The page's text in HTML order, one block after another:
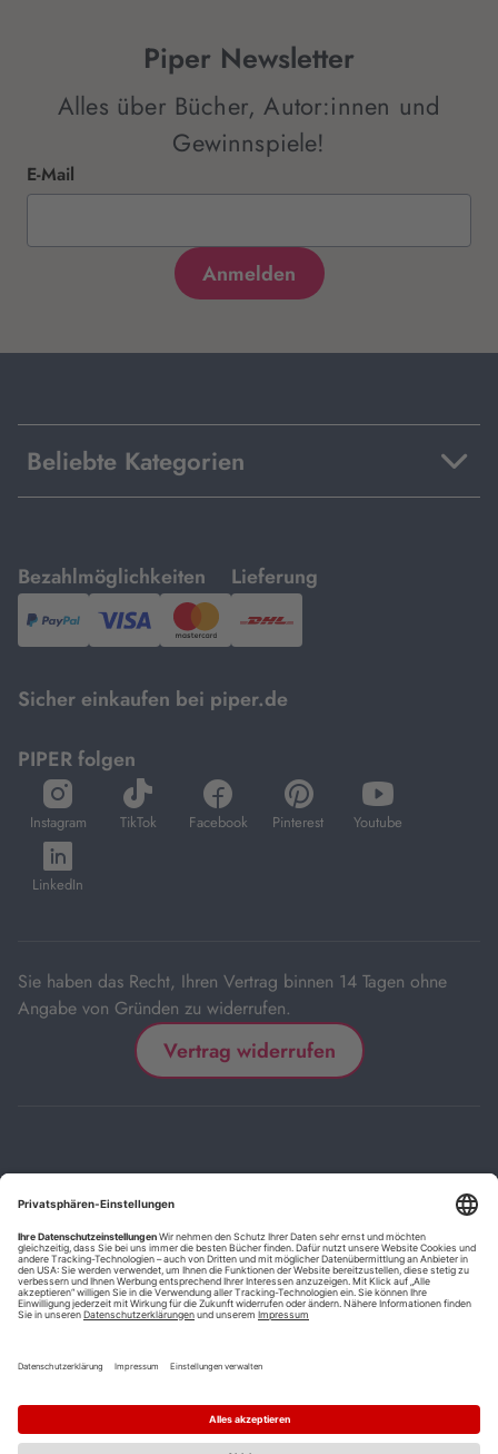
Piper Newsletter
Alles über Bücher, Autor:innen und
Gewinnspiele!
E-Mail
Beliebte Kategorien
Bezahlmöglichkeiten
mit
PayPal,Visa
und
Lieferung
mit
DHL.
Sicher einkaufen bei piper.de
PIPER folgen
Instagram
öffnet
in
neuem
Tab
TikTok
öffnet
in
Facebook
öffnet
in
Pinterest
öffnet
in
Youtube
öffnet
in
LinkedIn
öffnet
in
Sie haben das Recht, Ihren Vertrag binnen 14 Tagen ohne
Angabe von Gründen zu widerrufen.
Vertrag widerrufen
BarrierefreiheitserklärungCookie-Einstellungen
*
Die mit Sternchen (*) gekennzeichneten Links sind Affiliate-Links.
Wenn Sie auf einen solchen Link klicken und auf der Zielseite etwas
kaufen, bekommen wir vom betreffenden Anbieter oder Online-Shop
Kauf oder Preis.
Mehrwertsteuer.
Versand innerhalb Deutschlands versandkostenfrei ab 9,00 €
Bestellwert.